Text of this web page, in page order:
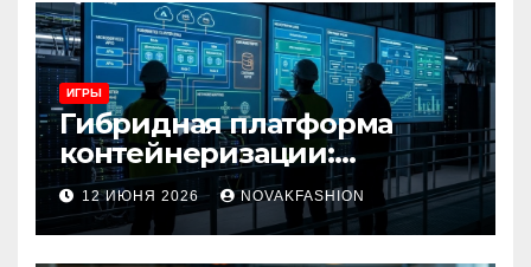
ИГРЫ
Гибридная платформа
контейнеризации:
архитектура, особенности
и сценарии использования
12 ИЮНЯ 2026 NOVAKFASHION